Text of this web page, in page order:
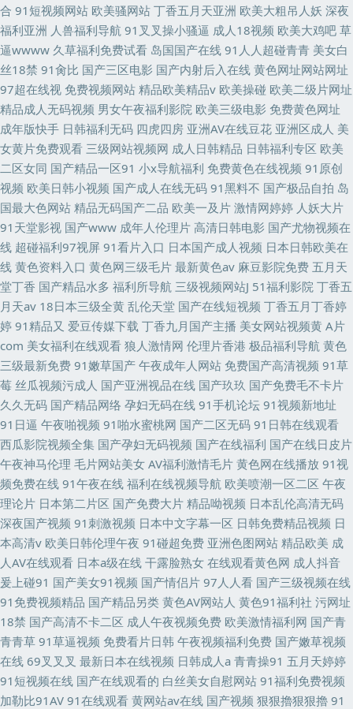
合 91短视频网站 欧美骚网站 丁香五月天亚洲 欧美大粗吊人妖 深夜
福利亚洲 人兽福利导航 91叉叉操小骚逼 成人18视频 欧美大鸡吧 草
逼wwww 久草福利免费试看 岛国国产在线 91人人超碰青青 美女白
丝18禁 91肏比 国产三区电影 国产内射后入在线 黄色网址网站网址
97超在线视 免费视频网站 精品欧美精品v 欧美操碰 欧美二级片网址
精品成人无码视频 男女午夜福利影院 欧美三级电影 免费黄色网址
成年版快手 日韩福利无码 四虎四房 亚洲AV在线豆花 亚洲区成人 美
女黄片免费观看 三级网站视频网 成人日韩精品 日韩福利专区 欧美
二区女同 国产精品一区91 小x导航福利 免费黄色在线视频 91原创
视频 欧美日韩小视频 国产成人在线无码 91黑料不 国产极品自拍 岛
国最大色网站 精品无码国产二品 欧美一及片 激情网婷婷 人妖大片
91天堂影视 国产www 成年人伦理片 高清日韩电影 国产尤物视频在
线 超碰福利97视屏 91看片入口 日本国产成人视频 日本日韩欧美在
线 黄色资料入口 黄色网三级毛片 最新黄色av 麻豆影院免费 五月天
堂丁香 国产精品水多 福利所导航 三级视频网站J 51福利影院 丁香五
月天av 18日本三级全黄 乱伦天堂 国产在线短视频 丁香五月丁香婷
婷 91精品又 爱豆传媒下载 丁香九月国产主播 美女网站视频黄 A片
com 美女福利在线观看 狼人激情网 伦理片香港 极品福利导航 黄色
三级最新免费 91嫩草国产 午夜成年人网站 免费国产高清视频 91草
莓 丝瓜视频污成人 国产亚洲视品在线 国产玖玖 国产免费毛不卡片
久久无码 国产精品网络 孕妇无码在线 91手机论坛 91视频新地址
91日逼 午夜啪视频 91啪水蜜桃网 国产二区无码 91日韩在线观看
西瓜影院视频全集 国产孕妇无码视频 国产在线福利 国产在线日皮片
午夜神马伦理 毛片网站美女 AV福利激情毛片 黄色网在线播放 91视
频免费在线 91午夜在线 福利在线视频导航 欧美喷潮一区二区 午夜
理论片 日本第二片区 国产免费大片 精品呦视频 日本乱伦高清无码
深夜国产视频 91刺激视频 日本中文字幕一区 日韩免费精品视频 日
本高清v 欧美日韩伦理午夜 91碰超免费 亚洲色图网站 精品欧美 成
人AV在线观看 日本a级在线 干露脸熟女 在线观看黄色网 成人抖音
爰上碰91 国产美女91视频 国产情侣片 97人人看 国产三级视频在线
91免费视频精品 国产精品另类 黄色AV网站人 黄色91福利社 污网址
18禁 国产高清不卡二区 成人午夜视频免费 欧美激情福利网 国产青
青青草 91草逼视频 免费看片日韩 午夜视频福利免费 国产嫩草视频
在线 69叉叉叉 最新日本在线视频 日韩成人a 青青操91 五月天婷婷
91短视频在线 国产在线观看的 白丝美女自慰网站 91福利免费视频
加勒比91AV 91在线观看 黄网站av在线 国产视频 狠狠擼狠狠擼 91